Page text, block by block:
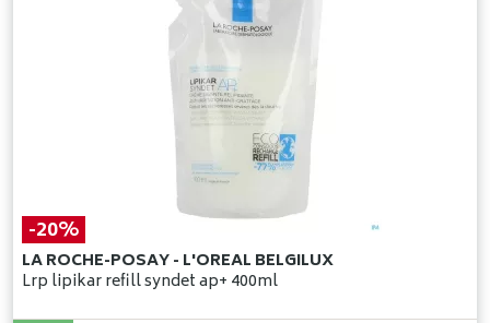
-20%
LA ROCHE-POSAY - L'OREAL BELGILUX
Lrp lipikar refill syndet ap+ 400ml